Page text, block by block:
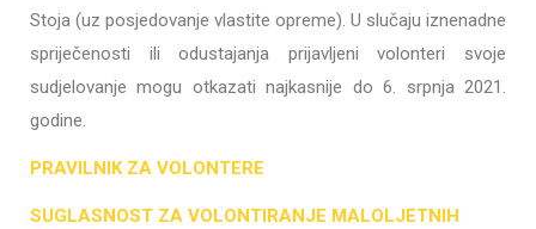
Stoja (uz posjedovanje vlastite opreme). U slučaju iznenadne
spriječenosti ili odustajanja prijavljeni volonteri svoje
sudjelovanje mogu otkazati najkasnije do 6. srpnja 2021.
godine.
PRAVILNIK ZA VOLONTERE
SUGLASNOST ZA VOLONTIRANJE MALOLJETNIH